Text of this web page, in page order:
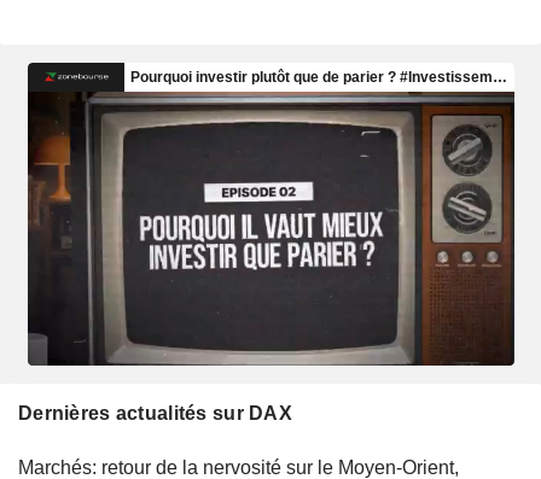
Dernières actualités sur DAX
Marchés: retour de la nervosité sur le Moyen-Orient,